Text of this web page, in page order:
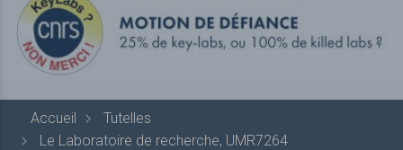
Accueil
Tutelles
Le Laboratoire de recherche, UMR7264